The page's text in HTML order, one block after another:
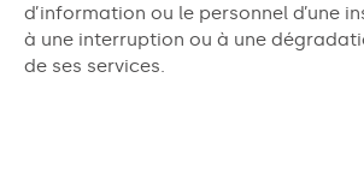
d’information ou le personnel d’une
à une interruption ou à une
de ses services.